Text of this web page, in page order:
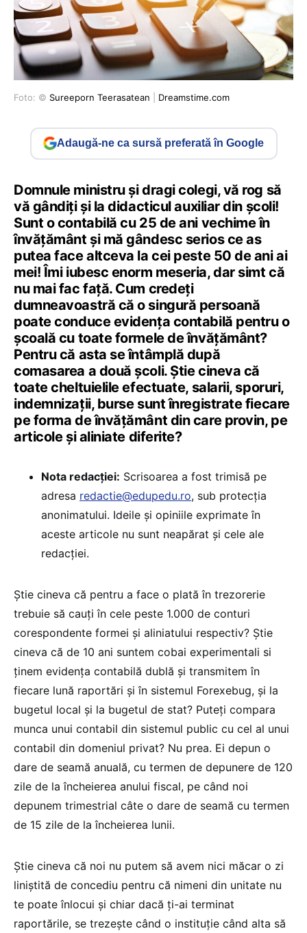
Foto: © Sureeporn Teerasatean Dreamstime.com
Adaugă-ne ca sursă preferată în Google
Domnule ministru și dragi colegi, vă rog să
vă gândiți și la didacticul auxiliar din școli!
Sunt o contabilă cu 25 de ani vechime în
învățământ și mă gândesc serios ce as
putea face altceva la cei peste 50 de ani ai
mei! Îmi iubesc enorm meseria, dar simt că
nu mai fac față. Cum credeți
dumneavoastră că o singură persoană
poate conduce evidența contabilă pentru o
școală cu toate formele de învățământ?
Pentru că asta se întâmplă după
comasarea a două școli. Știe cineva că
toate cheltuielile efectuate, salarii, sporuri,
indemnizații, burse sunt înregistrate fiecare
pe forma de învățământ din care provin, pe
articole și aliniate diferite?
Nota redacției: Scrisoarea a fost trimisă pe
adresa redactie@edupedu.ro, sub protecția
anonimatului. Ideile și opiniile exprimate în
aceste articole nu sunt neapărat și cele ale
redacției.
Știe cineva că pentru a face o plată în trezorerie
trebuie să cauți în cele peste 1.000 de conturi
corespondente formei și aliniatului respectiv? Știe
cineva că de 10 ani suntem cobai experimentali si
ținem evidența contabilă dublă și transmitem în
fiecare lună raportări și în sistemul Forexebug, și la
bugetul local și la bugetul de stat? Puteți compara
munca unui contabil din sistemul public cu cel al unui
contabil din domeniul privat? Nu prea. Ei depun o
dare de seamă anuală, cu termen de depunere de 120
zile de la încheierea anului fiscal, pe când noi
depunem trimestrial câte o dare de seamă cu termen
de 15 zile de la încheierea lunii.
Știe cineva că noi nu putem să avem nici măcar o zi
liniștită de concediu pentru că nimeni din unitate nu
te poate înlocui și chiar dacă ți-ai terminat
raportările, se trezește când o instituție când alta să